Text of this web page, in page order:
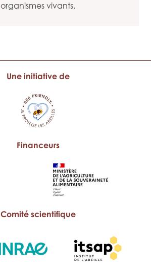
organismes vivants.
Une initiative de
Financeurs
Comité scientifique